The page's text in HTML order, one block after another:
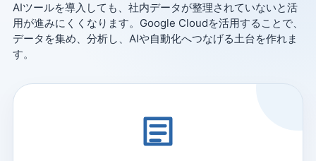
AIツールを導入しても、社内データが整理されていないと活
用が進みにくくなります。Google Cloudを活用することで、
データを集め、分析し、AIや自動化へつなげる土台を作れま
す。